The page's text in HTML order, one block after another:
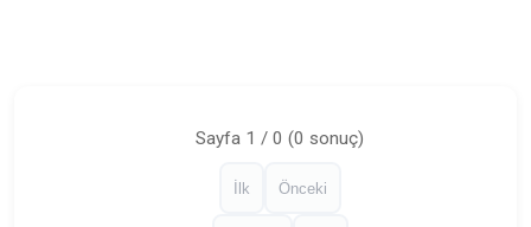
İlk Önceki
Sayfa 1 / 0 (0 sonuç)